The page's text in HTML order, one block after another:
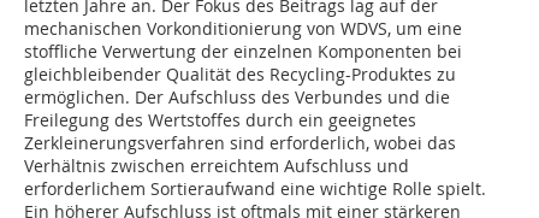
letzten Jahre an. Der Fokus des Beitrags lag auf der
mechanischen Vorkonditionierung von WDVS, um eine
stoffliche Verwertung der einzelnen Komponenten bei
gleichbleibender Qualität des Recycling-Produktes zu
ermöglichen. Der Aufschluss des Verbundes und die
Freilegung des Wertstoffes durch ein geeignetes
Zerkleinerungsverfahren sind erforderlich, wobei das
Verhältnis zwischen erreichtem Aufschluss und
erforderlichem Sortieraufwand eine wichtige Rolle spielt.
Ein höherer Aufschluss ist oftmals mit einer stärkeren